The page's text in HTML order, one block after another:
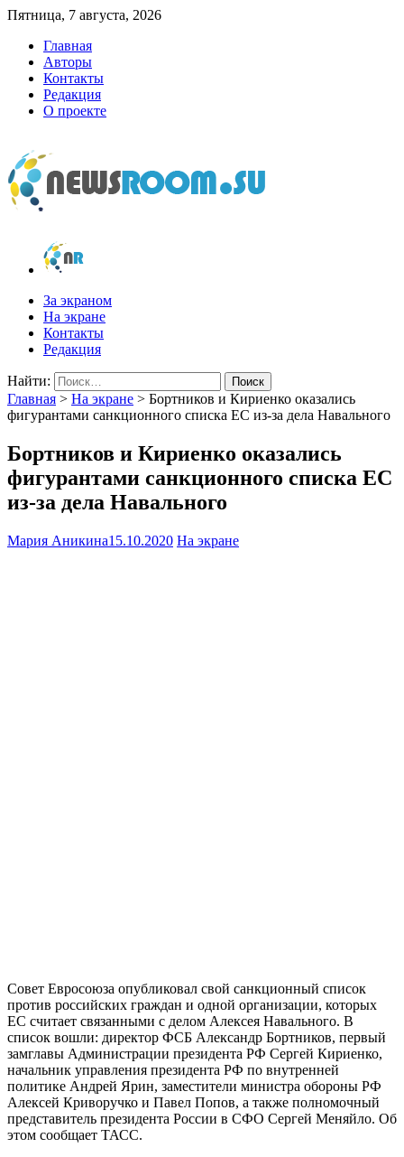
Пятница, 7 августа, 2026
Главная
Авторы
Контакты
Редакция
О проекте
newsroom.su
Новости о новостях
За экраном
На экране
Контакты
Редакция
Найти:
Главная > На экране > Бортников и Кириенко оказались
фигурантами санкционного списка ЕС из-за дела Навального
Бортников и Кириенко оказались
фигурантами санкционного списка ЕС
из-за дела Навального
Мария Аникина15.10.2020 На экране
Совет Евросоюза опубликовал свой санкционный список
против российских граждан и одной организации, которых
ЕС считает связанными с делом Алексея Навального. В
список вошли: директор ФСБ Александр Бортников, первый
замглавы Администрации президента РФ Сергей Кириенко,
начальник управления президента РФ по внутренней
политике Андрей Ярин, заместители министра обороны РФ
Алексей Криворучко и Павел Попов, а также полномочный
представитель президента России в СФО Сергей Меняйло. Об
этом сообщает ТАСС.